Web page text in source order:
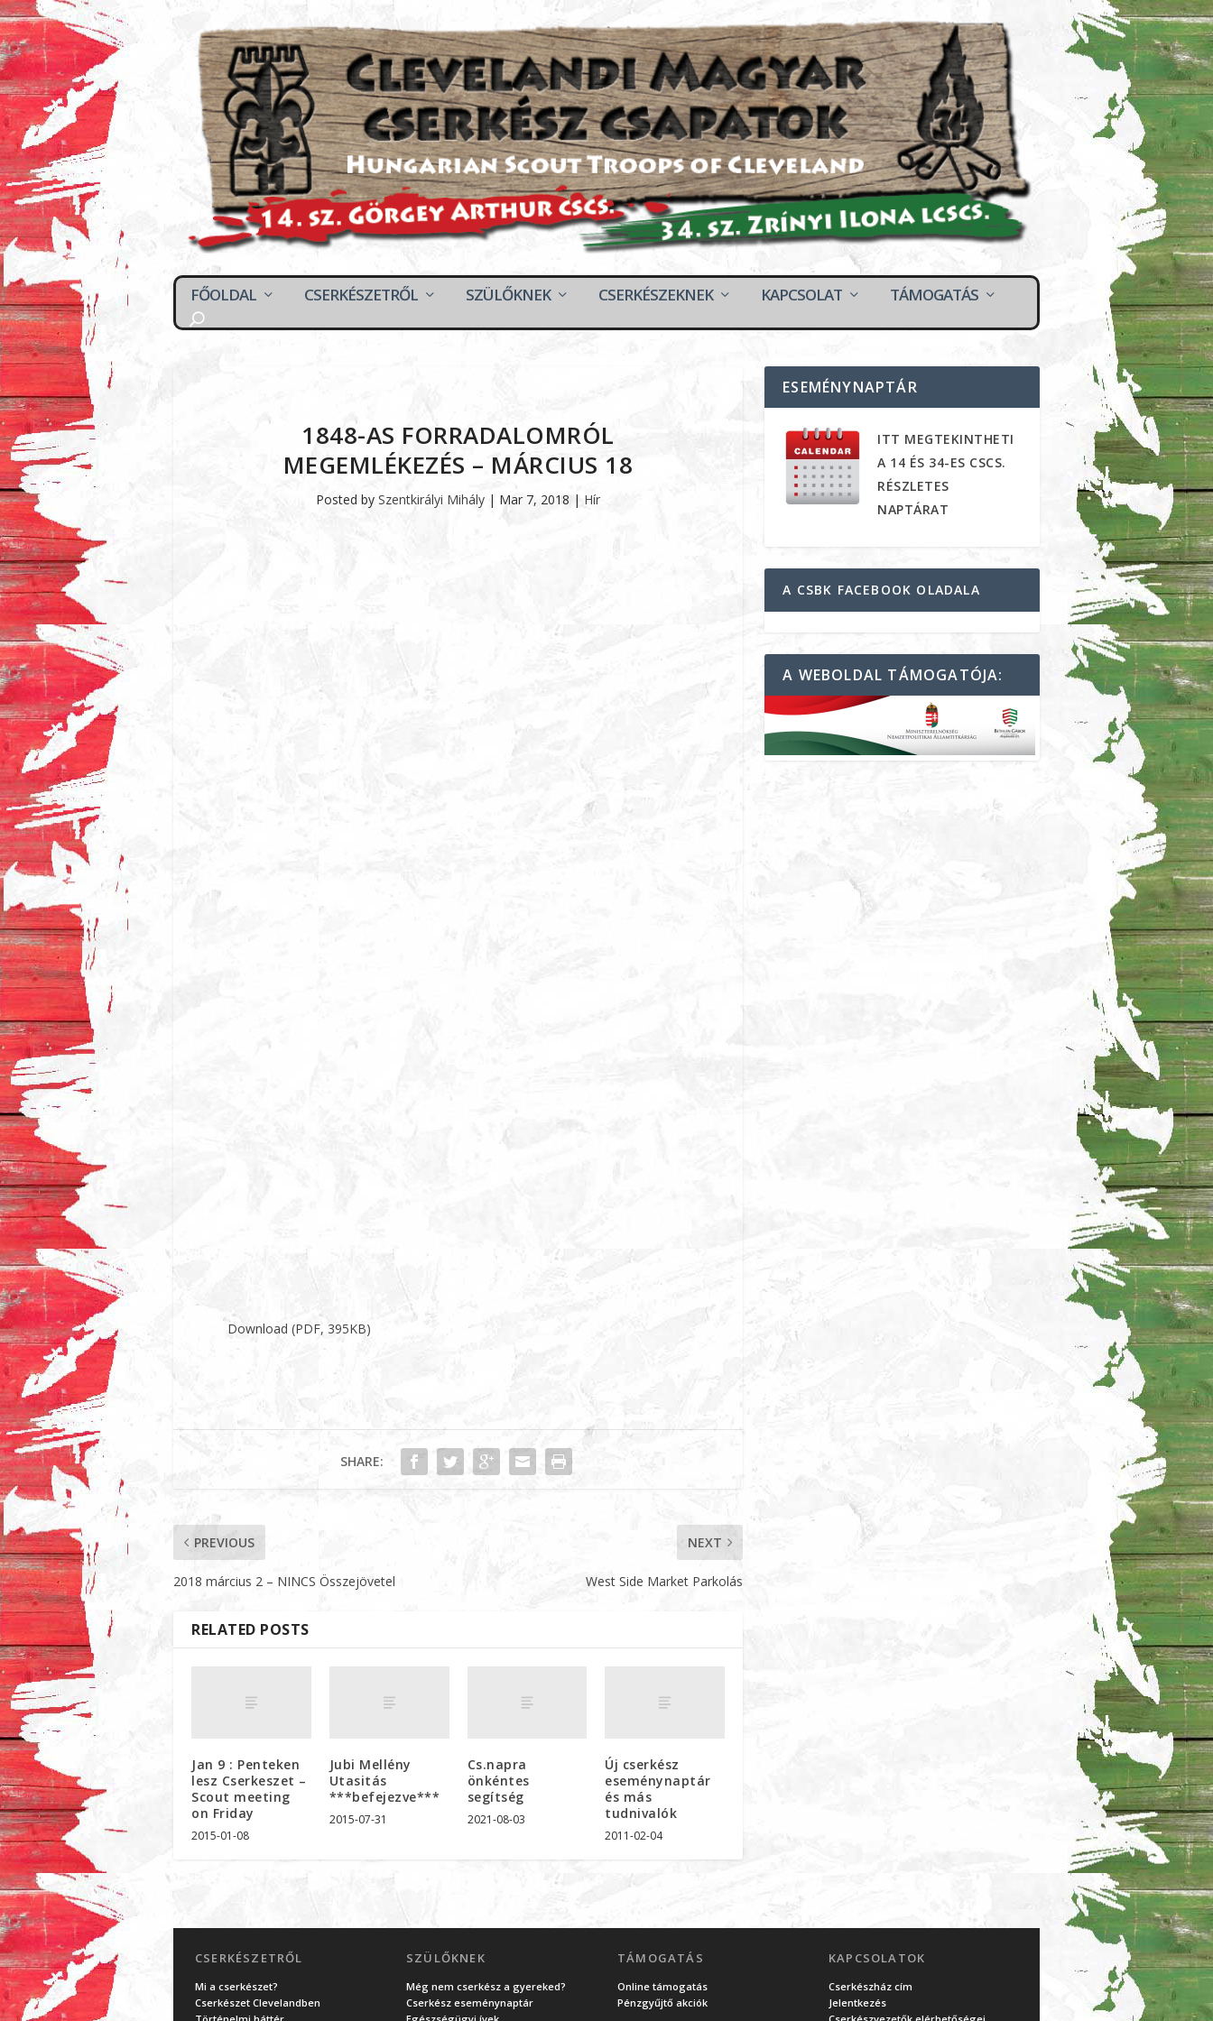
FŐOLDAL CSERKÉSZETRŐL SZÜLŐKNEK CSERKÉSZEKNEK KAPCSOLAT TÁMOGATÁS
1848-AS FORRADALOMRÓL
MEGEMLÉKEZÉS – MÁRCIUS 18
Posted bySzentkirályi Mihály | Mar 7, 2018 | Hír
Download (PDF, 395KB)
SHARE:
PREVIOUS
2018 március 2 – NINCS Összejövetel
NEXT
West Side Market Parkolás
RELATED POSTS
Jan 9 : Penteken
lesz Cserkeszet –
Scout meeting
on Friday
2015-01-08
Jubi Mellény
Utasitás
***befejezve***
2015-07-31
Cs.napra
önkéntes
segítség
2021-08-03
Új cserkész
eseménynaptár
és más
tudnivalók
2011-02-04
ESEMÉNYNAPTÁR
ITT MEGTEKINTHETI
A 14 ÉS 34-ES CSCS.
RÉSZLETES
NAPTÁRAT
A CSBK FACEBOOK OLADALA
A WEBOLDAL TÁMOGATÓJA:
CSERKÉSZETRŐL
Mi a cserkészet?
Cserkészet Clevelandben
SZÜLŐKNEK
Még nem cserkész a gyereked?
Cserkész eseménynaptár
TÁMOGATÁS
Online támogatás
Pénzgyűjtő akciók
KAPCSOLATOK
Cserkészház cím
Jelentkezés